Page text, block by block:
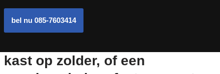
bel nu 085-7603414
kast op zolder, of een